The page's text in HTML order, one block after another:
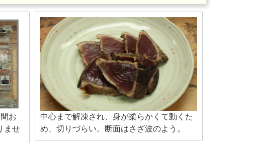
お
ませ
中心まで解凍され、身が柔らかくて動くた
め、切りづらい。断面はさざ波のよう。